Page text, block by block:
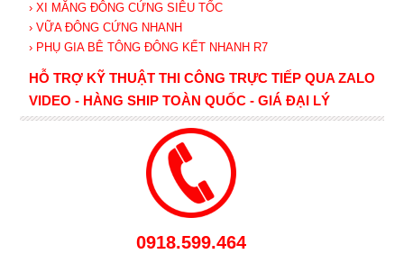
› XI MĂNG ĐÔNG CỨNG SIÊU TỐC
› VỮA ĐÔNG CỨNG NHANH
› PHỤ GIA BÊ TÔNG ĐÔNG KẾT NHANH R7
HỖ TRỢ KỸ THUẬT THI CÔNG TRỰC TIẾP QUA ZALO
VIDEO - HÀNG SHIP TOÀN QUỐC - GIÁ ĐẠI LÝ
0918.599.464